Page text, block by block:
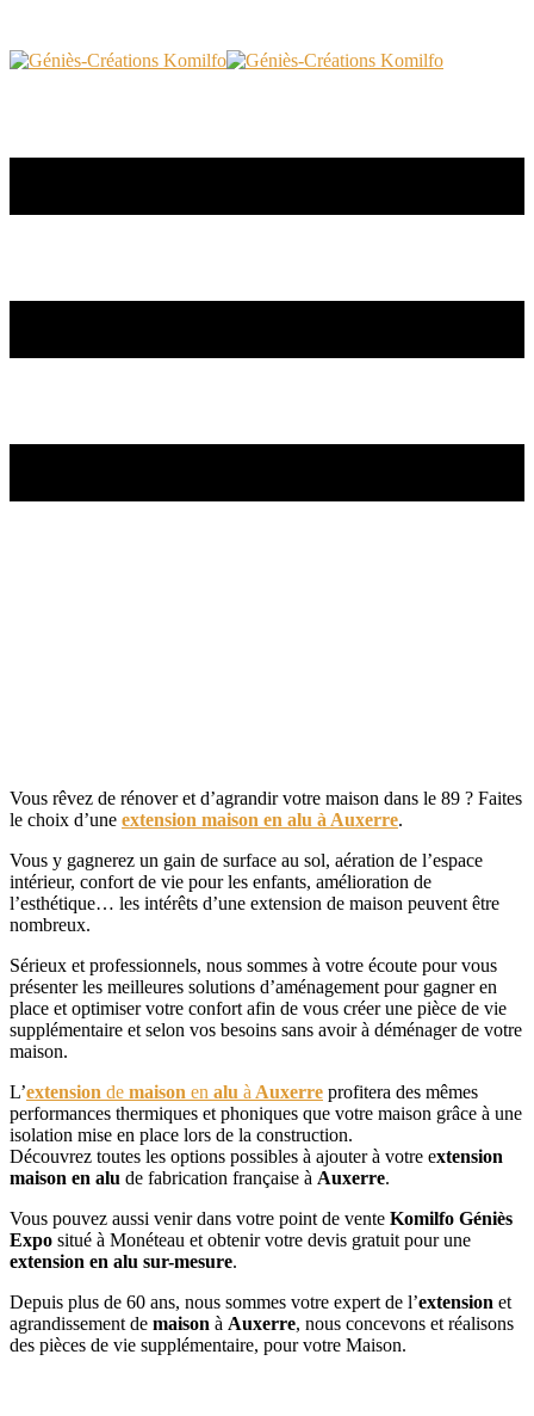
Vous rêvez de rénover et d’agrandir votre maison dans le 89 ? Faites
le choix d’une extension maison en alu à Auxerre.
Vous y gagnerez un gain de surface au sol, aération de l’espace
intérieur, confort de vie pour les enfants, amélioration de
l’esthétique… les intérêts d’une extension de maison peuvent être
nombreux.
Sérieux et professionnels, nous sommes à votre écoute pour vous
présenter les meilleures solutions d’aménagement pour gagner en
place et optimiser votre confort afin de vous créer une pièce de vie
supplémentaire et selon vos besoins sans avoir à déménager de votre
maison.
L’extension de maison en alu à Auxerre profitera des mêmes
performances thermiques et phoniques que votre maison grâce à une
isolation mise en place lors de la construction.
Découvrez toutes les options possibles à ajouter à votre extension
maison en alu de fabrication française à Auxerre.
Vous pouvez aussi venir dans votre point de vente Komilfo Géniès
Expo situé à Monéteau et obtenir votre devis gratuit pour une
extension en alu sur-mesure.
Depuis plus de 60 ans, nous sommes votre expert de l’extension et
agrandissement de maison à Auxerre, nous concevons et réalisons
des pièces de vie supplémentaire, pour votre Maison.